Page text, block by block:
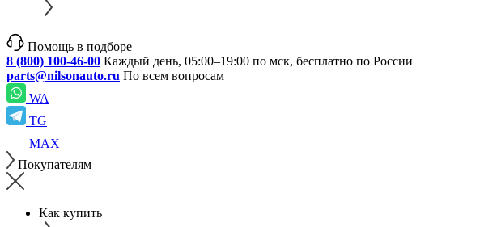
Помощь в подборе
8 (800) 100-46-00 Каждый день, 05:00–19:00 по мск, бесплатно по России
parts@nilsonauto.ru По всем вопросам
WA
TG
MAX
Покупателям
Как купить